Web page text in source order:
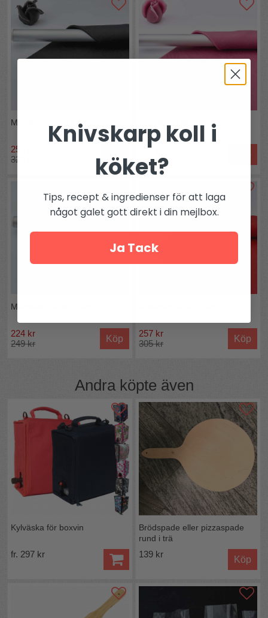
Marsipan Svart 2,5kg
255 kr
320 kr
Köp
Marsipan Lila 2,5kg
234 kr
249 kr
Marsipan Grön 2,5kg
224 kr
249 kr
Köp
257 kr
305 kr
Köp
Andra köpte även
Kylväska för boxvin
fr. 297 kr
Brödspade eller pizzaspade
rund i trä
139 kr
Köp
Knivskarp koll i
köket?
Tips, recept & ingredienser för att laga
något galet gott direkt i din mejlbox.
Ja Tack